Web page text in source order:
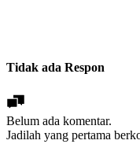
Tidak ada Respon
Belum ada komentar.
Jadilah yang pertama